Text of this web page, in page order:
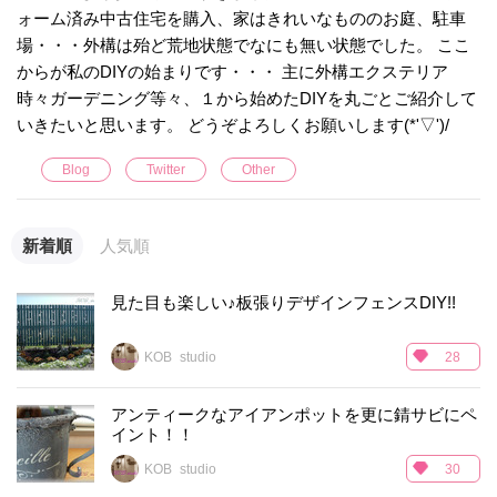
ォーム済み中古住宅を購入、家はきれいなもののお庭、駐車
場・・・外構は殆ど荒地状態でなにも無い状態でした。 ここ
からが私のDIYの始まりです・・・ 主に外構エクステリア
時々ガーデニング等々、１から始めたDIYを丸ごとご紹介して
いきたいと思います。 どうぞよろしくお願いします(*'▽')/
Blog Twitter Other
新着順 人気順
見た目も楽しい♪板張りデザインフェンスDIY!!
KOB_studio 28
アンティークなアイアンポットを更に錆サビにペ
イント！！
KOB_studio 30